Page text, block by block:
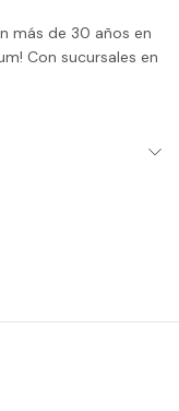
más de 30 años en
Con sucursales en